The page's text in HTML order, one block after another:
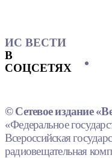
ИС ВЕСТИ
В
СОЦСЕТЯХ
© Сетевое издание
«Федеральное
Всероссийская
радиовещательная